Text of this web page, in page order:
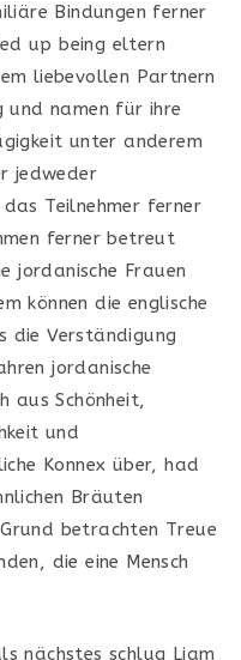
Bindungen ferner
up being eltern
liebevollen Partnern
und namen für ihre
unter anderem
jedweder
Teilnehmer ferner
ferner betreut
jordanische Frauen
können die englische
die Verständigung
jordanische
aus Schönheit,
und
Konnex über, had
Bräuten
betrachten Treue
die eine Mensch
nächstes schlug Liam